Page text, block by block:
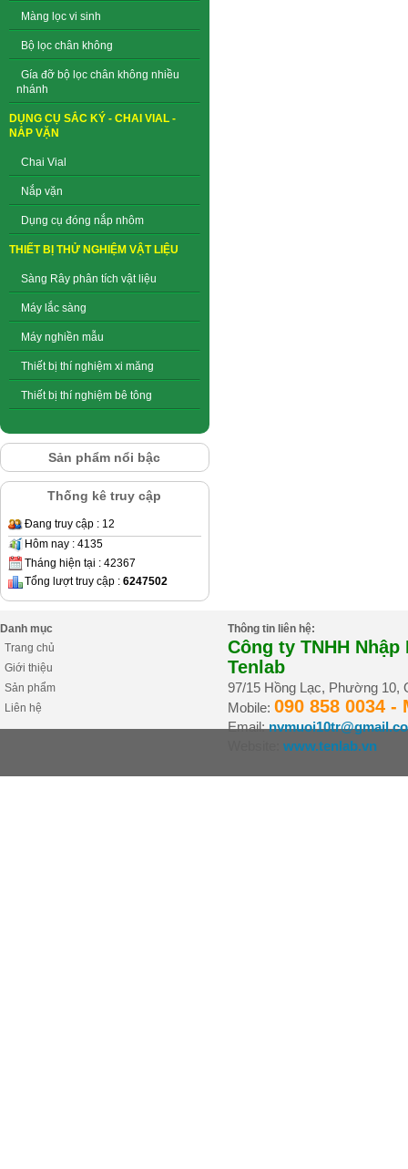
Màng lọc vi sinh
Bộ lọc chân không
Gía đỡ bộ lọc chân không nhiều
nhánh
DỤNG CỤ SẮC KÝ - CHAI VIAL -
NẮP VẶN
Chai Vial
Nắp vặn
Dụng cụ đóng nắp nhôm
THIẾT BỊ THỬ NGHIỆM VẬT LIỆU
Sàng Rây phân tích vật liệu
Máy lắc sàng
Máy nghiền mẫu
Thiết bị thí nghiệm xi măng
Thiết bị thí nghiệm bê tông
Sản phẩm nổi bậc
Thống kê truy cập
Đang truy cập : 12
Hôm nay : 4135
Tháng hiện tại : 42367
Tổng lượt truy cập : 6247502
Danh mục
Trang chủ
Giới thiệu
Sản phẩm
Liên hệ
Thông tin liên hệ:
Công ty TNHH
Tenlab
97/15 Hồng Lạc, Phường 10,
Mobile: 090 858 0034 -
Email:
www.tenlab.vn